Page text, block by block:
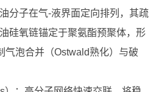
分子在气-液界面定向排列，其疏
硅氧链锚定于聚氨酯预聚体，形
气泡合并（Ostwald熟化）与破